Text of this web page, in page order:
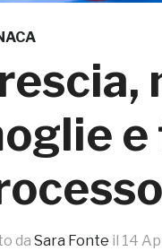
da Sara Fonte il 14